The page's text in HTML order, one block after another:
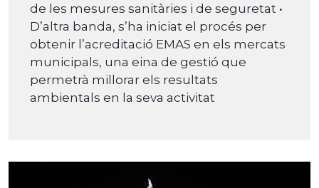
de les mesures sanitàries i de seguretat •
D’altra banda, s’ha iniciat el procés per
obtenir l’acreditació EMAS en els mercats
municipals, una eina de gestió que
permetrà millorar els resultats
ambientals en la seva activitat